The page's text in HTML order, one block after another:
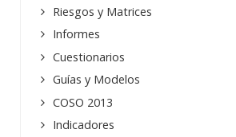
Riesgos y Matrices
Informes
Cuestionarios
Guías y Modelos
COSO 2013
Indicadores